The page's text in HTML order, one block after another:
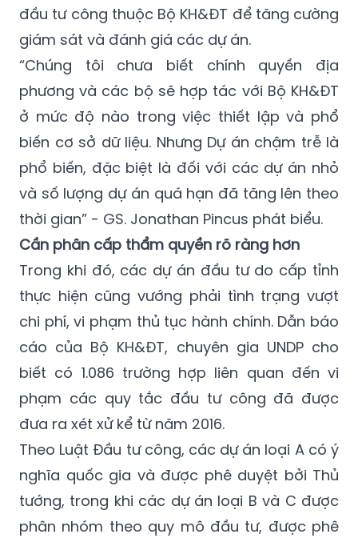
đầu tư công thuộc Bộ KH&ĐT để tăng cường
giám sát và đánh giá các dự án.
“Chúng tôi chưa biết chính quyền địa
phương và các bộ sẽ hợp tác với Bộ KH&ĐT
ở mức độ nào trong việc thiết lập và phổ
biến cơ sở dữ liệu. Nhưng Dự án chậm trễ là
phổ biến, đặc biệt là đối với các dự án nhỏ
và số lượng dự án quá hạn đã tăng lên theo
thời gian” - GS. Jonathan Pincus phát biểu.
Cần phân cấp thẩm quyền rõ ràng hơn
Trong khi đó, các dự án đầu tư do cấp tỉnh
thực hiện cũng vướng phải tình trạng vượt
chi phí, vi phạm thủ tục hành chính. Dẫn báo
cáo của Bộ KH&ĐT, chuyên gia UNDP cho
biết có 1.086 trường hợp liên quan đến vi
phạm các quy tắc đầu tư công đã được
đưa ra xét xử kể từ năm 2016.
Theo Luật Đầu tư công, các dự án loại A có ý
nghĩa quốc gia và được phê duyệt bởi Thủ
tướng, trong khi các dự án loại B và C được
phân nhóm theo quy mô đầu tư, được phê